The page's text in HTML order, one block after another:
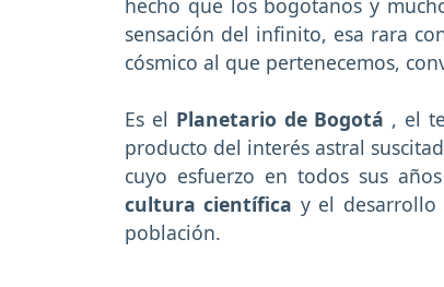
sensación del infinito, esa rara
cósmico al que pertenecemos,
Es el Planetario de Bogotá , el
producto del interés astral
cuyo esfuerzo en todos sus
cultura científica y el desarrollo
población.